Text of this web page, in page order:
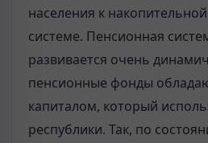
населения к
системе. Пенсионная
развивается очень
пенсионные фонды
капиталом, который
республики. Так, по